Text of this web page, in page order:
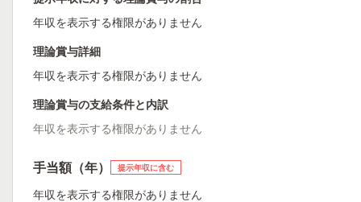
年収を表示する権限がありません
理論賞与詳細
年収を表示する権限がありません
理論賞与の支給条件と内訳
年収を表示する権限がありません
手当額（年） 提示年収に含む
年収を表示する権限がありません